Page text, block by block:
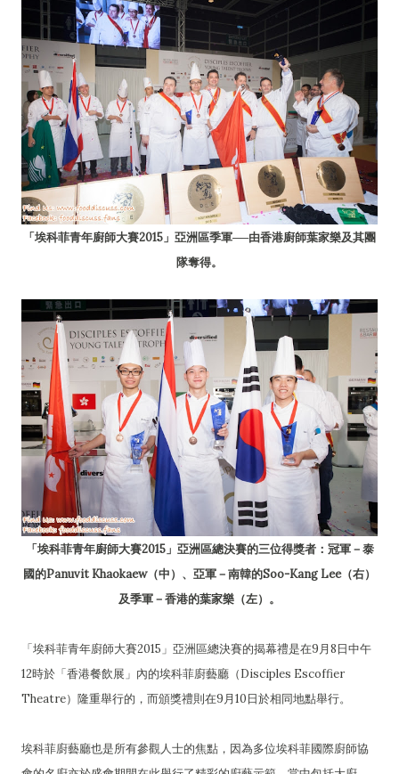
「埃科菲青年廚師大賽2015」亞洲區季軍──由香港廚師葉家樂及其團
隊奪得。
「埃科菲青年廚師大賽2015」亞洲區總決賽的三位得獎者：冠軍－泰
國的Panuvit Khaokaew（中）、亞軍－南韓的Soo-Kang Lee（右）
及季軍－香港的葉家樂（左）。
「埃科菲青年廚師大賽2015」亞洲區總決賽的揭幕禮是在9月8日中午
12時於「香港餐飲展」內的埃科菲廚藝廳（Disciples Escoffier
Theatre）隆重舉行的，而頒獎禮則在9月10日於相同地點舉行。
埃科菲廚藝廳也是所有參觀人士的焦點，因為多位埃科菲國際廚師協